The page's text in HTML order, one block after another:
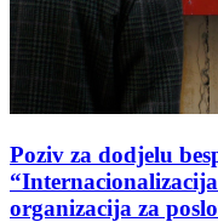
Poziv za dodjelu
organizacija za